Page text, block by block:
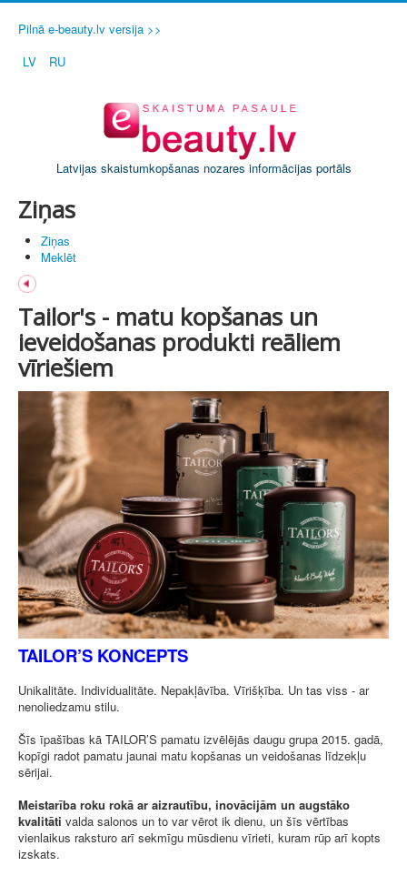
Pilnā e-beauty.lv versija >>
LV
RU
Latvijas skaistumkopšanas nozares informācijas portāls
Ziņas
Ziņas
Meklēt
Tailor's - matu kopšanas un
ieveidošanas produkti reāliem
vīriešiem
TAILOR’S KONCEPTS
Unikalitāte. Individualitāte. Nepakļāvība. Vīrišķība. Un tas viss - ar
nenoliedzamu stilu.
Šīs īpašības kā TAILOR’S pamatu izvēlējās daugu grupa 2015. gadā,
kopīgi radot pamatu jaunai matu kopšanas un veidošanas līdzekļu
sērijai.
Meistarība roku rokā ar aizrautību, inovācijām un augstāko
kvalitāti valda salonos un to var vērot ik dienu, un šīs vērtības
vienlaikus raksturo arī sekmīgu mūsdienu vīrieti, kuram rūp arī kopts
izskats.